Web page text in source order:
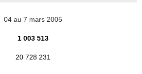
04 au 7 mars 2005
1 003 513
20 728 231